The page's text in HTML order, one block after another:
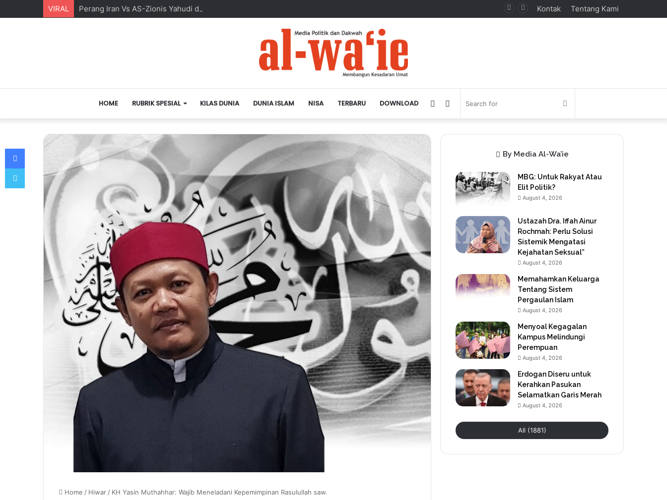
VIRAL Perang Iran Vs AS-Zionis Yahudi dan Masa Depan Dunia Islam Kontak Tentang Kami
HOME RUBRIK SPESIAL KILAS DUNIA DUNIA ISLAM NISA TERBARU DOWNLOAD
for
Switch
skin
Sidebar
Home / Hiwar/ KH Yasin Muthahhar: Wajib Meneladani Kepemimpinan Rasulullah saw.
By Media Al-Wa’ie
MBG: Untuk Rakyat Atau
Elit Politik?
August 4, 2026
Ustazah Dra. Iffah Ainur
Rochmah: Perlu Solusi
Sistemik Mengatasi
Kejahatan Seksual”
August 4, 2026
Memahamkan Keluarga
Tentang Sistem
Pergaulan Islam
August 4, 2026
Menyoal Kegagalan
Kampus Melindungi
Perempuan
August 4, 2026
Erdogan Diseru untuk
Kerahkan Pasukan
Selamatkan Garis Merah
August 4, 2026
All (1881)
Facebook